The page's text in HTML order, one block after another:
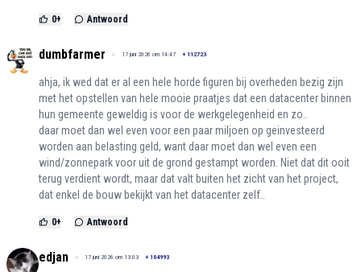
0+ Antwoord
dumbfarmer 17 juni 2026 om 14:47 + 112723
ahja, ik wed dat er al een hele horde figuren bij overheden bezig zijn
met het opstellen van hele mooie praatjes dat een datacenter binnen
hun gemeente geweldig is voor de werkgelegenheid en zo..
daar moet dan wel even voor een paar miljoen op geinvesteerd
worden aan belasting geld, want daar moet dan wel even een
wind/zonnepark voor uit de grond gestampt worden. Niet dat dit ooit
terug verdient wordt, maar dat valt buiten het zicht van het project,
dat enkel de bouw bekijkt van het datacenter zelf..
0+ Antwoord
edjan 17 juni 2026 om 13:03 + 104993